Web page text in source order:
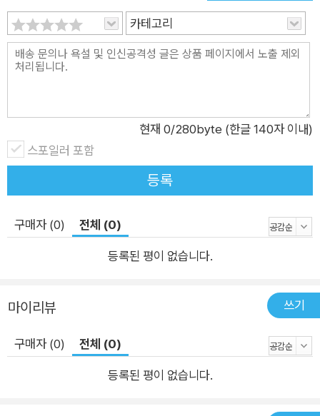
지 않도록 두꺼운 종이에 인쇄했어요. 컬러링북은 드로잉메리 작
가가 실제로 사용하는 220g 종이에 스케치를 인쇄했어요.(엄청
두꺼워요!) 게다가 한 장씩 촥 뜯어서 그릴 수 있는 특수제본도 했
습니다.(엄청 편리해요!) 스케치 뒷장에는 그림 그린 날을 기록할
면서 컬러링북을 칠해보세요. ‘자기만의 방’ 블로그와 유튜브에서
작가가 직접 채색하는 영상 튜토리얼도 제공합니다.
카테고리
현재 0/280byte (한글 140자 이내)
스포일러 포함
등록
구매자 (0) 전체 (0)
등록된 평이 없습니다.
마이리뷰 쓰기
구매자 (0) 전체 (0)
등록된 평이 없습니다.